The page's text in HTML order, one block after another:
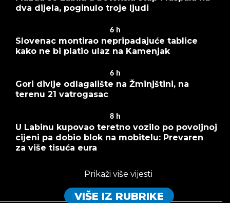
dva dijela, poginulo troje ljudi
6 h
Slovenac montirao nepripadajuće tablice
kako ne bi platio ulaz na Kamenjak
6 h
Gori divlje odlagalište na Žminjštini, na
terenu 21 vatrogasac
8 h
U Labinu kupovao teretno vozilo po povoljnoj
cijeni pa dobio blok na mobitelu: Prevaren
za više tisuća eura
Prikaži više vijesti
VIŠE IZ RUBRIKE